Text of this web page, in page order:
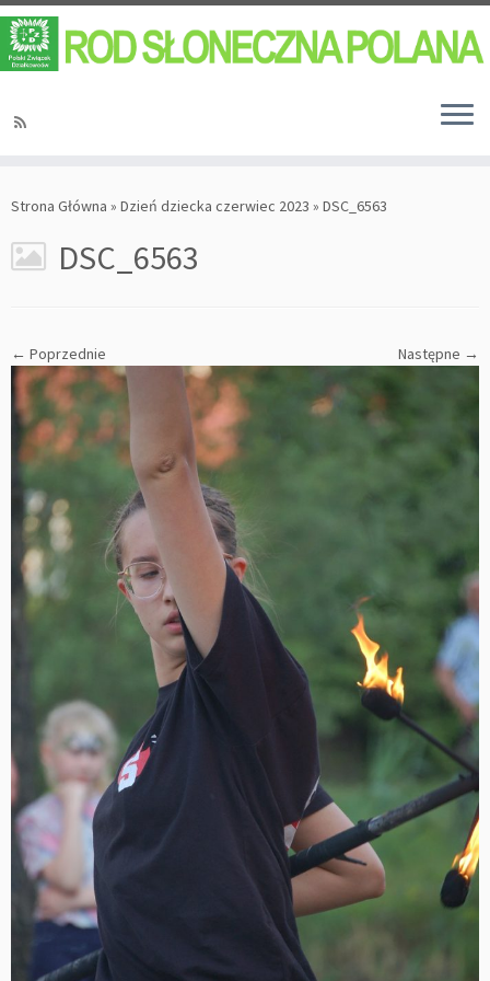
Strona Główna » Dzień dziecka czerwiec 2023 » DSC_6563
DSC_6563
← Poprzednie Następne →